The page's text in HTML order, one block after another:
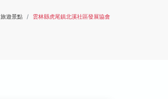
旅遊景點 雲林縣虎尾鎮北溪社區發展協會